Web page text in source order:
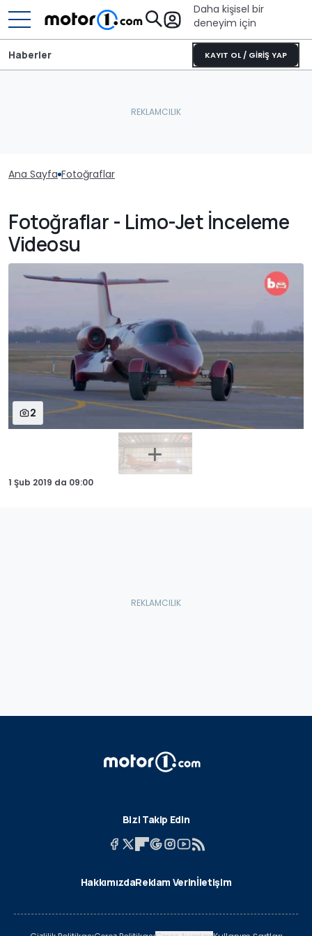
Daha kişisel bir
deneyim için
KAYIT OL / GİRİŞ YAP
Haberler
Ana Sayfa Fotoğraflar
Fotoğraflar - Limo-Jet İnceleme
Videosu
2
1 Şub 2019 da 09:00
Bizi Takip Edin
HakkımızdaReklam Verinİletişim